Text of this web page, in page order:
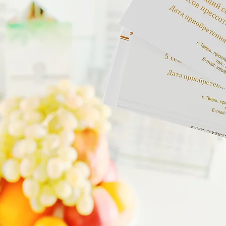
лпг массаж, эндосфера, кавитация,
миофасциальный, пластический
скульптурированный массаж и др.